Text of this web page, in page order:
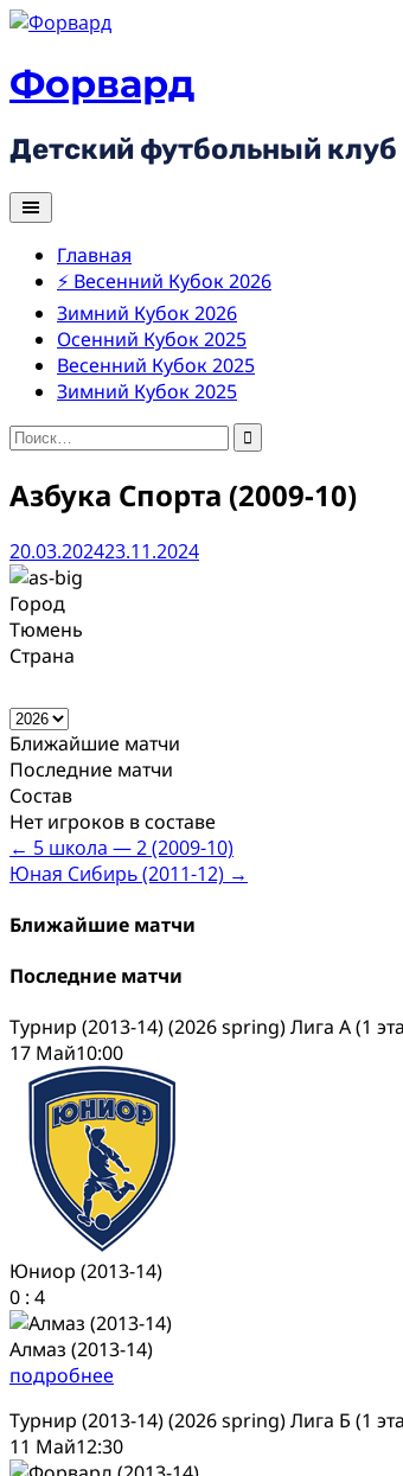
Skip
content
Форвард
Детский футбольный клуб
Главная
⚡ Весенний Кубок 2026
Зимний Кубок 2026
Осенний Кубок 2025
Весенний Кубок 2025
Зимний Кубок 2025
Найти:
Азбука Спорта (2009-10)
20.03.202423.11.2024
Город
Тюмень
Страна
Ближайшие матчи
Последние матчи
Состав
Нет игроков в составе
Post
navigation
← 5 школа — 2 (2009-10)
Юная Сибирь (2011-12) →
Ближайшие матчи
Последние матчи
Турнир (2013-14) (2026 spring) Лига А (1
17 Май10:00
Юниор (2013-14)
0 : 4
Алмаз (2013-14)
подробнее
Турнир (2013-14) (2026 spring) Лига Б (1
11 Май12:30